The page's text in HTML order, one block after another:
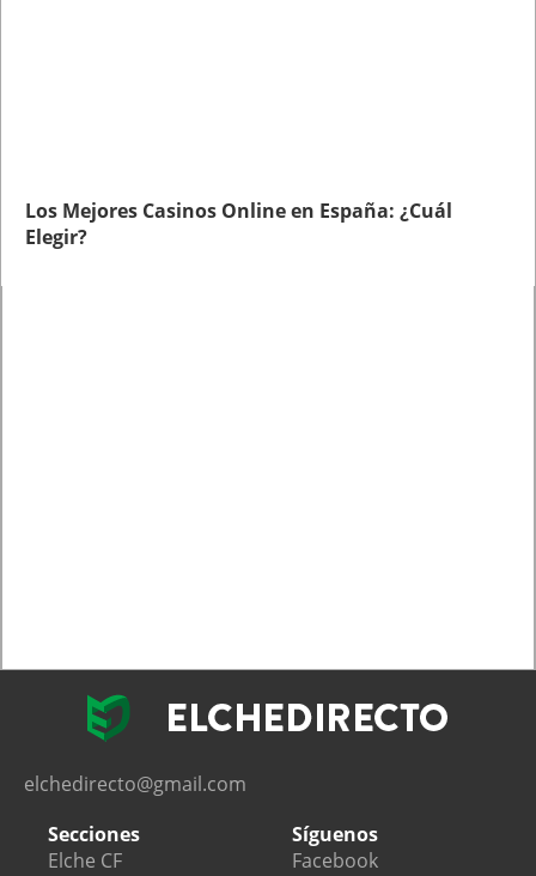
Los Mejores Casinos Online en España: ¿Cuál
Elegir?
elchedirecto@gmail.com
Secciones
Elche CF
Síguenos
Facebook